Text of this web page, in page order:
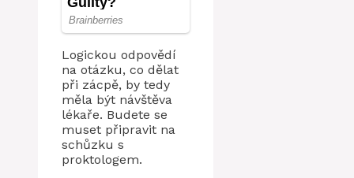
Logickou odpovědí
na otázku, co dělat
při zácpě, by tedy
měla být návštěva
lékaře. Budete se
muset připravit na
schůzku s
proktologem.